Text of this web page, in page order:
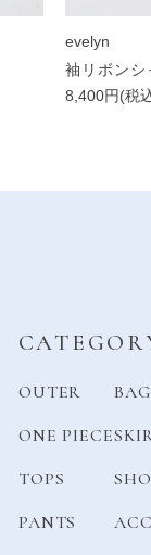
evelyn
袖リボンシ
8,400円(税
OUTER
ONE PIECE
TOPS
PANTS
BAG